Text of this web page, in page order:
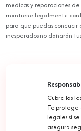
médicas y reparaciones
mantiene legalmente
para que puedas conducir
inesperados no dañarán
Cubre las
Te protege
legales si
asegura